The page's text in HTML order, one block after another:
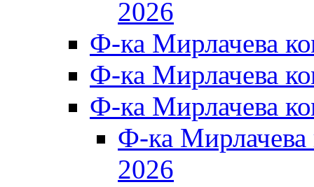
2026
Ф-ка Мирлачева
Ф-ка Мирлачева
Ф-ка Мирлачева
Ф-ка
2026